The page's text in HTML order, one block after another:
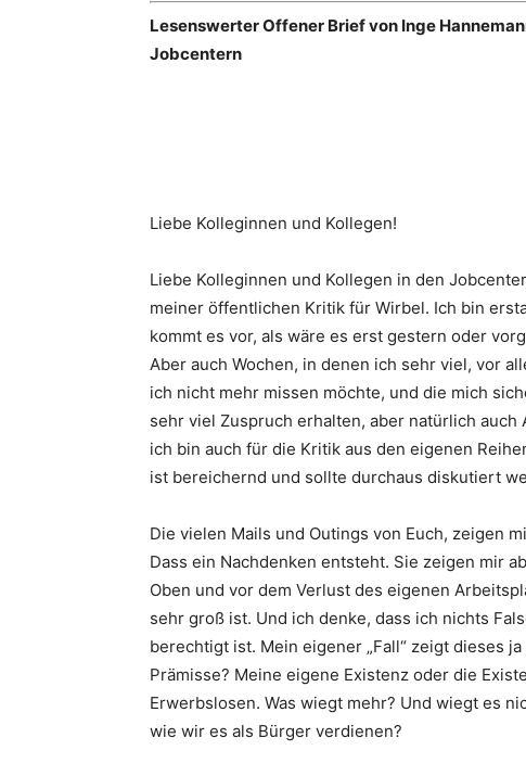
Lesenswerter Offener Brief von Inge
Jobcentern
Liebe Kolleginnen und Kollegen!
Liebe Kolleginnen und Kollegen in den
meiner öffentlichen Kritik für Wirbel. Ich bin
kommt es vor, als wäre es erst gestern oder
Aber auch Wochen, in denen ich sehr viel, vor
ich nicht mehr missen möchte, und die mich
sehr viel Zuspruch erhalten, aber natürlich
ich bin auch für die Kritik aus den eigenen
ist bereichernd und sollte durchaus diskutiert
Die vielen Mails und Outings von Euch, zeigen
Dass ein Nachdenken entsteht. Sie zeigen mir
Oben und vor dem Verlust des eigenen
sehr groß ist. Und ich denke, dass ich nichts
berechtigt ist. Mein eigener „Fall“ zeigt dieses
Prämisse? Meine eigene Existenz oder die
Erwerbslosen. Was wiegt mehr? Und wiegt es
wie wir es als Bürger verdienen?